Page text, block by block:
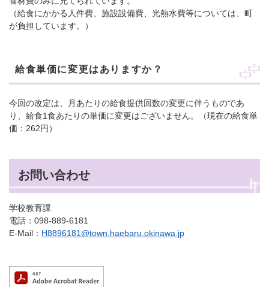
（給食にかかる人件費、施設設備費、光熱水費等については、町
が負担しています。）
給食単価に変更はありますか？
今回の改定は、月あたりの給食提供回数の変更に伴うものであ
り、給食1食あたりの単価に変更はございません。（現在の給食単
価：262円）
お問い合わせ
学校教育課
電話：098-889-6181
E-Mail： H8896181@town.haebaru.okinawa.jp